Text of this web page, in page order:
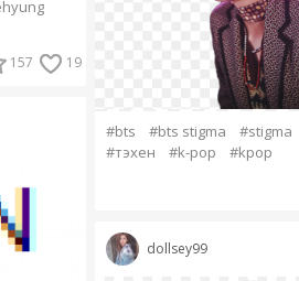
157 19
#bts #bts stigma #stigma
#тэхен
#k-pop #kpop
dollsey99